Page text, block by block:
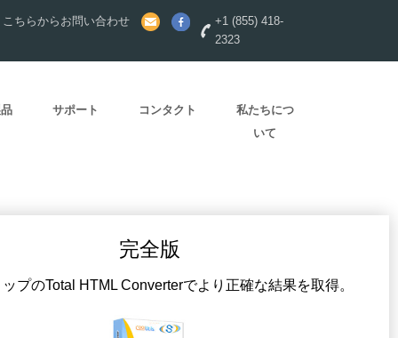
ちらからお問い合わせ
+1 (855) 418-
2323
サポート コンタクト
私たちにつ
いて
完全版
プのTotal HTML Converterでより正確な結果を取得。